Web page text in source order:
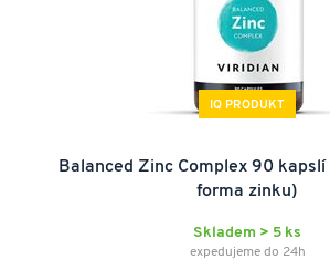
IQ PRODUKT
Balanced Zinc Complex 90
forma zinku)
Skladem > 5 ks
expedujeme do 24h